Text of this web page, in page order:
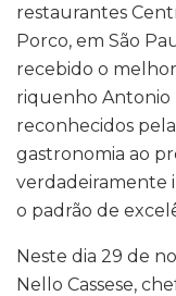
restaurantes
Porco, em São
recebido o
riquenho Antonio
reconhecidos
gastronomia ao
verdadeiramente
o padrão de
Neste dia 29 de
Nello Cassese,